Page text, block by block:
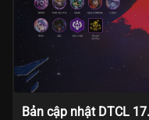
Bản cập nhật DTCL